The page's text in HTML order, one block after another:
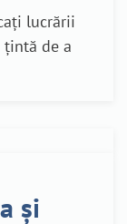
lucrării
de a
și